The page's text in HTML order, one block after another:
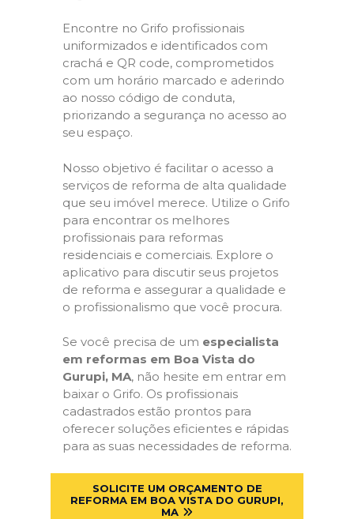
Encontre no Grifo profissionais
uniformizados e identificados com
crachá e QR code, comprometidos
com um horário marcado e aderindo
ao nosso código de conduta,
priorizando a segurança no acesso ao
seu espaço.
Nosso objetivo é facilitar o acesso a
serviços de reforma de alta qualidade
que seu imóvel merece. Utilize o Grifo
para encontrar os melhores
profissionais para reformas
residenciais e comerciais. Explore o
aplicativo para discutir seus projetos
de reforma e assegurar a qualidade e
o profissionalismo que você procura.
Se você precisa de um especialista
em reformas em Boa Vista do
Gurupi, MA, não hesite em entrar em
baixar o Grifo. Os profissionais
cadastrados estão prontos para
oferecer soluções eficientes e rápidas
para as suas necessidades de reforma.
SOLICITE UM ORÇAMENTO DE
REFORMA EM BOA VISTA DO GURUPI,
MA